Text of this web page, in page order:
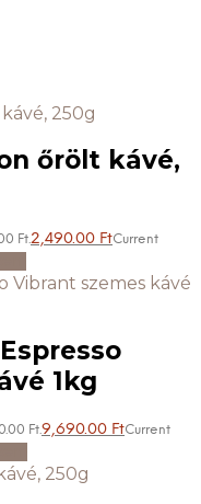
őrölt kávé,
Ft.2,490.00 FtCurrent
1kg
Ft.9,690.00 FtCurrent